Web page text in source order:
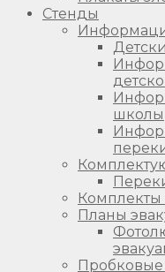
Стенды
школы
Комплекты
Планы
Пробковые